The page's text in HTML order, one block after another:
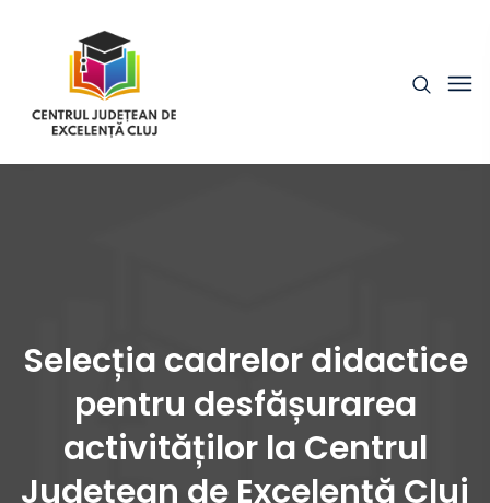
Selecția cadrelor didactice
pentru desfășurarea
activităților la Centrul
Județean de Excelență Cluj